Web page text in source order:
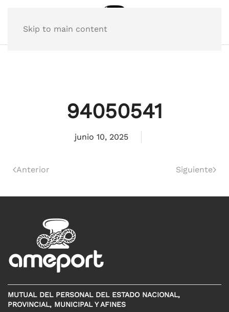
Skip to main content
94050541
junio 10, 2025
Anterior Siguiente
MUTUAL DEL PERSONAL DEL ESTADO NACIONAL,
PROVINCIAL, MUNICIPAL Y AFINES